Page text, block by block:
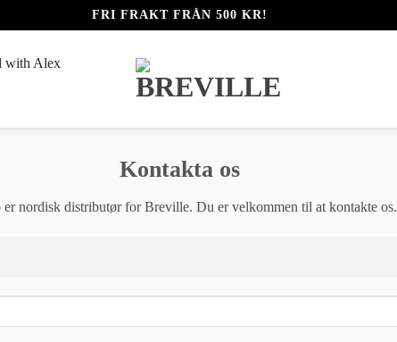
FRI FRAKT FRÅN 500 KR!
with Alex
Kontakta os
er nordisk distributør for Breville. Du er velkommen til at kontakte os.